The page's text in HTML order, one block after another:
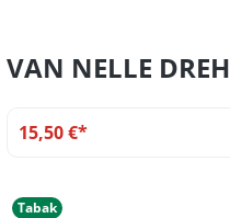
VAN NELLE
15,50 €*
Tabak